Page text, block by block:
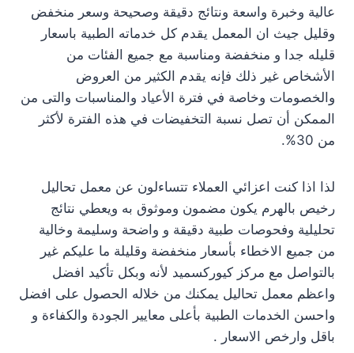
عالية وخبرة واسعة ونتائج دقيقة وصحيحة وسعر منخفض
وقليل جيث ان المعمل يقدم كل خدماته الطبية باسعار
قليله جدا و منخفضة ومناسبة مع جميع الفئات من
الأشخاص غير ذلك فإنه يقدم الكثير من العروض
والخصومات وخاصة في فترة الأعياد والمناسبات والتى من
الممكن أن تصل نسبة التخفيضات في هذه الفترة لأكثر
من 30%.
لذا اذا كنت اعزائي العملاء تتساءلون عن معمل تحاليل
رخيص بالهرم يكون مضمون وموثوق به ويعطي نتائج
تحليلية وفحوصات طبية دقيقة و واضحة وسليمة وخالية
من جميع الاخطاء بأسعار منخفضة وقليلة ما عليكم غير
بالتواصل مع مركز كيوركسميد لأنه وبكل تأكيد افضل
واعظم معمل تحاليل يمكنك من خلاله الحصول على افضل
واحسن الخدمات الطبية بأعلى معايير الجودة والكفاءة و
باقل وارخص الاسعار .